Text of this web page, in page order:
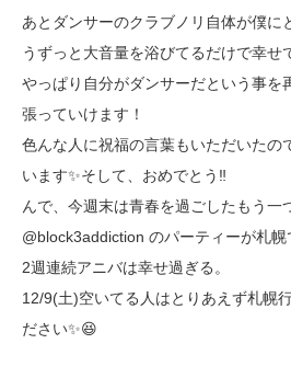
あとダンサーのクラブノリ自体が僕に
うずっと大音量を浴びてるだけで幸せ
やっぱり自分がダンサーだという事を
張っていけます！
色んな人に祝福の言葉もいただいたの
います✨そして、おめでとう‼️
んで、今週末は青春を過ごしたもう一
@block3addiction のパーティーが札幌
2週連続アニバは幸せ過ぎる。
12/9(土)空いてる人はとりあえず札幌
ださい✨😆